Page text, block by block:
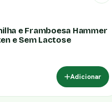
e Framboesa Hammer
e Sem Lactose
Adicionar